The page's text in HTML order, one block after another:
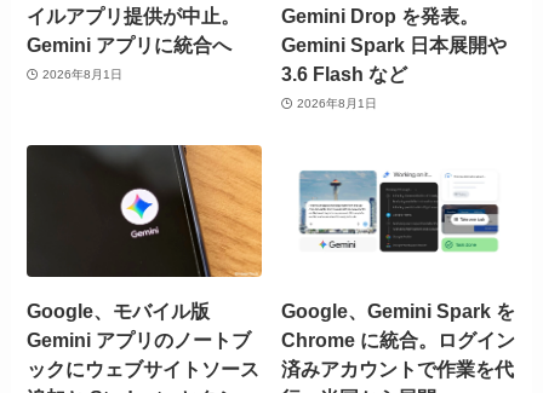
イルアプリ提供が中止。
Gemini アプリに統合へ
2026年8月1日
Gemini Drop を発表。
Gemini Spark 日本展開や
3.6 Flash など
2026年8月1日
Google、モバイル版
Gemini アプリのノートブ
ックにウェブサイトソース
Google、Gemini Spark を
Chrome に統合。ログイン
済みアカウントで作業を代